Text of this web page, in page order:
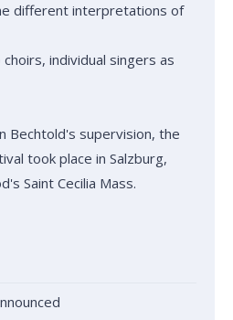
different interpretations of
individual singers as
Bechtold's supervision, the
took place in Salzburg,
Saint Cecilia Mass.